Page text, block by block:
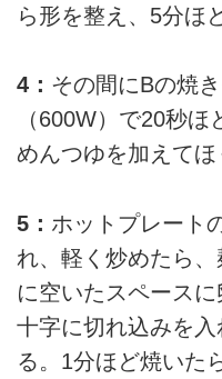
ら形を整え、5分ほ
4： その間にBの焼
（600W）で20秒
めんつゆを加えてほ
5： ホットプレート
れ、軽く炒めたら
に空いたスペース
十字に切れ込みを
る。1分ほど焼いた